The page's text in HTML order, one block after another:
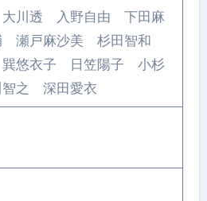
川透 入野自由 下田麻
瀬戸麻沙美 杉田智和
悠衣子 日笠陽子 小杉
之 深田愛衣